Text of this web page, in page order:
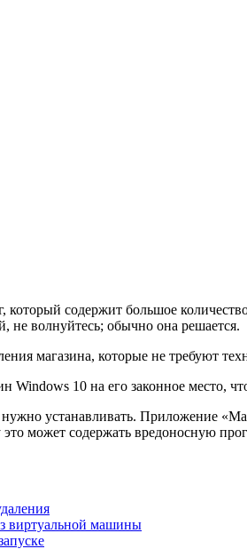
содержит большое
не волнуйтесь; обычно она решается.
магазина, которые не требуют
Windows 10 на его законное
устанавливать. Приложение
может содержать вредоносную
виртуальной машины